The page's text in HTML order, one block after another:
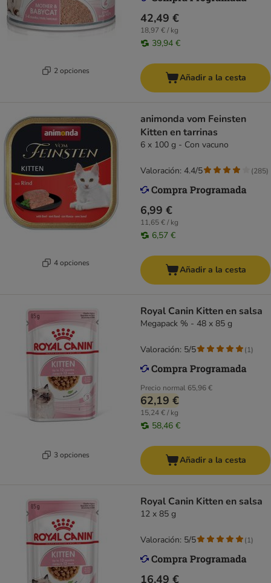
2 opciones
42,49 €
18,97 € / kg
39,94 €
Añadir a la cesta
4 opciones
animonda vom Feinsten
Kitten en tarrinas
6 x 100 g - Con vacuno
6,99 €
11,65 € / kg
6,57 €
Valoración: 4.4/5 (285)
Añadir a la cesta
3 opciones
Royal Canin Kitten en salsa
Megapack % - 48 x 85 g
Precio normal 65,96 €
62,19 €
15,24 € / kg
58,46 €
Valoración: 5/5 (1)
Añadir a la cesta
Royal Canin Kitten en salsa
12 x 85 g
16,49 €
Valoración: 5/5 (1)